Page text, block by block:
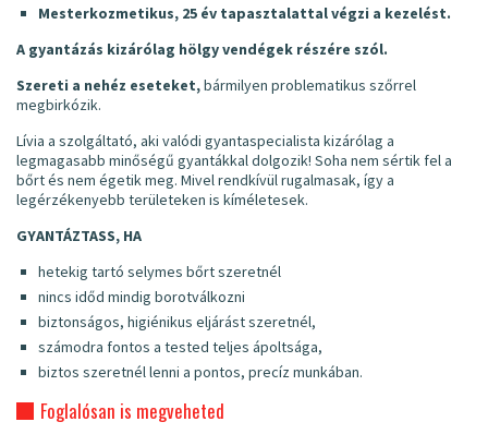
Mesterkozmetikus, 25 év tapasztalattal végzi a kezelést.
A gyantázás kizárólag hölgy vendégek részére szól.
Szereti a nehéz eseteket,bármilyen problematikus szőrrel
megbirkózik.
Lívia a szolgáltató, aki valódi gyantaspecialista kizárólag a
legmagasabb minőségű gyantákkal dolgozik! Soha nem sértik fel a
bőrt és nem égetik meg. Mivel rendkívül rugalmasak, így a
legérzékenyebb területeken is kíméletesek.
GYANTÁZTASS, HA
hetekig tartó selymes bőrt szeretnél
nincs időd mindig borotválkozni
biztonságos, higiénikus eljárást szeretnél,
számodra fontos a tested teljes ápoltsága,
biztos szeretnél lenni a pontos, precíz munkában.
Foglalósan is megveheted